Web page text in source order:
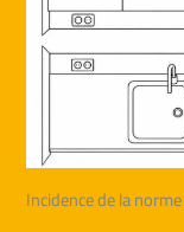
Incidence de la